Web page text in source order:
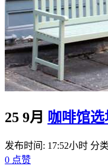
25 9月 咖啡馆选
发布时间: 17:52小时 分
0 点赞